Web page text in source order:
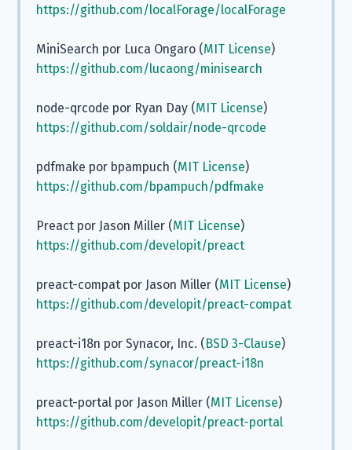
https://github.com/localForage/localForage
MiniSearch por Luca Ongaro (MIT License)
https://github.com/lucaong/minisearch
node-qrcode por Ryan Day (MIT License)
https://github.com/soldair/node-qrcode
pdfmake por bpampuch (MIT License)
https://github.com/bpampuch/pdfmake
Preact por Jason Miller (MIT License)
https://github.com/developit/preact
preact-compat por Jason Miller (MIT License)
https://github.com/developit/preact-compat
preact-i18n por Synacor, Inc. (BSD 3-Clause)
https://github.com/synacor/preact-i18n
preact-portal por Jason Miller (MIT License)
https://github.com/developit/preact-portal